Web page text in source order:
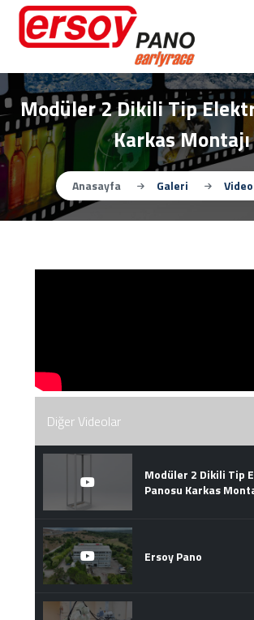
Modüler 2 Dikili Tip
Karkas Montajı
Anasayfa Galeri
Diğer Videolar
Modüler 2 Dikili Tip
Panosu Karkas
Ersoy Pano